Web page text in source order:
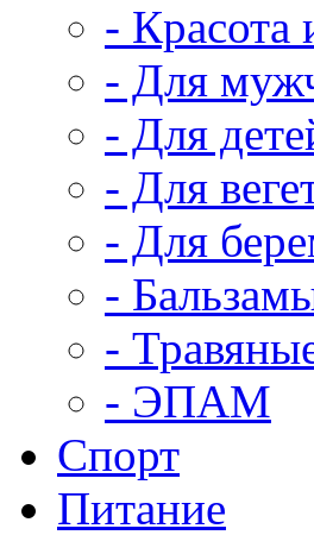
- Красота
- Для
- Для
- Для
- Для
-
-
- ЭПАМ
Спорт
Питание